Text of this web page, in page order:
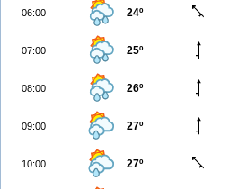
06:00 24º
07:00 25º
08:00 26º
09:00 27º
10:00 27º